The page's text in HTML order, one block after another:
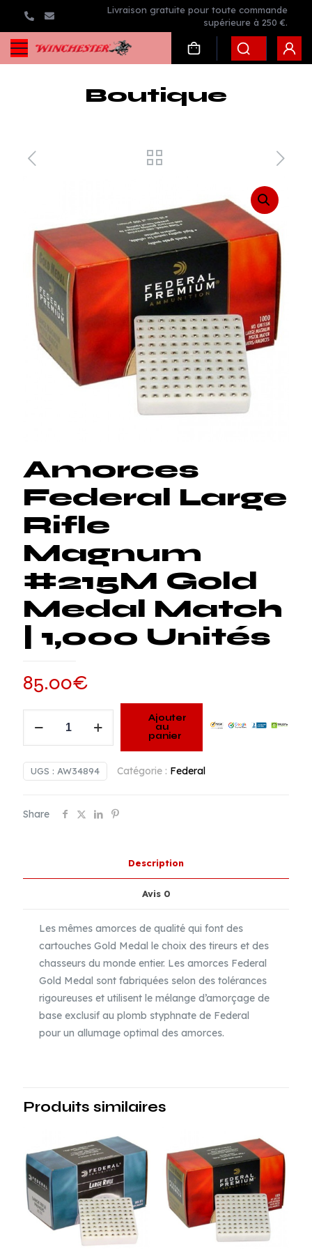
Livraison gratuite pour toute commande
supérieure à 250 €.
Boutique
Amorces
Federal Large
Rifle
Magnum
#215M Gold
Medal Match
| 1,000 Unités
85.00€
Federal
Magnum
1,000
Unités
Ajouter
au
panier
UGS : AW34894 Catégorie : Federal
Share
Description
Avis 0
Les mêmes amorces de qualité qui font des
cartouches Gold Medal le choix des tireurs et des
chasseurs du monde entier. Les amorces Federal
Gold Medal sont fabriquées selon des tolérances
rigoureuses et utilisent le mélange d’amorçage de
base exclusif au plomb styphnate de Federal
pour un allumage optimal des amorces.
Produits similaires